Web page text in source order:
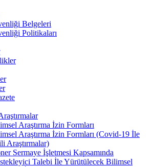
Belgeleri
Politikaları
Araştırma İzin Formları
Araştırma İzin Formları (Covid-19 İle
Araştırmalar)
Sermaye İşletmesi Kapsamında
Talebi İle Yürütülecek Bilimsel